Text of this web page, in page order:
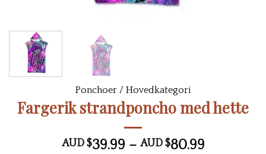
Ponchoer / Hovedkategori
Fargerik strandponcho med hette
AUD $39.99 – AUD $80.99